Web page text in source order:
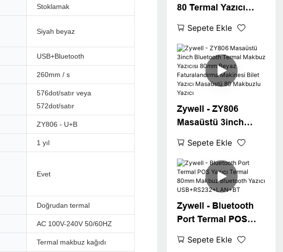
80 Termal Yazıcı
Yazıcı ZY806 Termal
Makbuz Yazıcı
USB+WiFi
Sepete Ekle
Zywell - ZY806
Masaüstü 3inch
Makbuz Yazıcısı
80mm Beyaz
Faturalandırma
Makinesi Bilet Yazıcı
Masaüstü 80
Makbuzlu Yazıcı
Sepete Ekle
Zywell - Bluetooth
Port Termal POS
Makbuz Bluetooth
Sepete Ekle
Stoklamak
Siyah beyaz
USB+Bluetooth
260mm / s
576dot/satır veya
572dot/satır
ZY806 - U+B
1 yıl
Evet
Doğrudan termal
AC 100V-240V 50/60HZ
Termal makbuz kağıdı